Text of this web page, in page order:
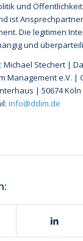
und
ist
Die legitimen
und
Michael Stechert |
Management e.V. |
| 50674 Köln
info@ddim.de